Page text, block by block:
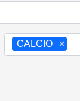
×
CALCIO